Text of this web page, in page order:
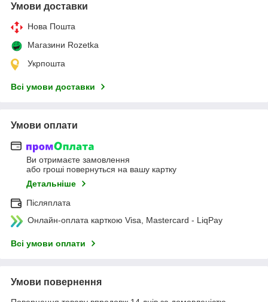
Умови доставки
Нова Пошта
Магазини Rozetka
Укрпошта
Всі умови доставки
Умови оплати
Ви отримаєте замовлення
або гроші повернуться на вашу картку
Детальніше
Післяплата
Онлайн-оплата карткою Visa, Mastercard - LiqPay
Всі умови оплати
Умови повернення